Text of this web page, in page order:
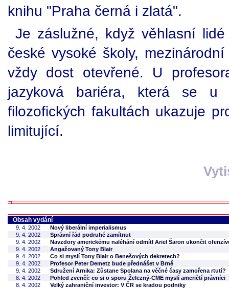
knihu "Praha černá i zlatá".
Je záslužné, když věhlasní
české vysoké školy,
vždy dost otevřené. U
jazyková bariéra, která se u
filozofických fakultách ukazuje
limitující.
Obsah vydání
9. 4. 2002
Nový liberální imperialismus
9. 4. 2002
Správní řád podruhé zamítnut
9. 4. 2002
Navzdory americkému naléhání odmítl Ariel Šaron ukončit
9. 4. 2002
Angažovaný Tony Blair
9. 4. 2002
Co si myslí Tony Blair o Benešových dekretech?
9. 4. 2002
Profesor Peter Demetz bude přednášet v Brně
9. 4. 2002
Sdružení Arnika: Zůstane Spolana na věčné časy zamořena rtutí?
8. 4. 2002
Pohled zvenčí: co si o sporu Železný-CME myslí američtí právníci
8. 4. 2002
Velký zahraniční investor: V ČR se kradou podniky